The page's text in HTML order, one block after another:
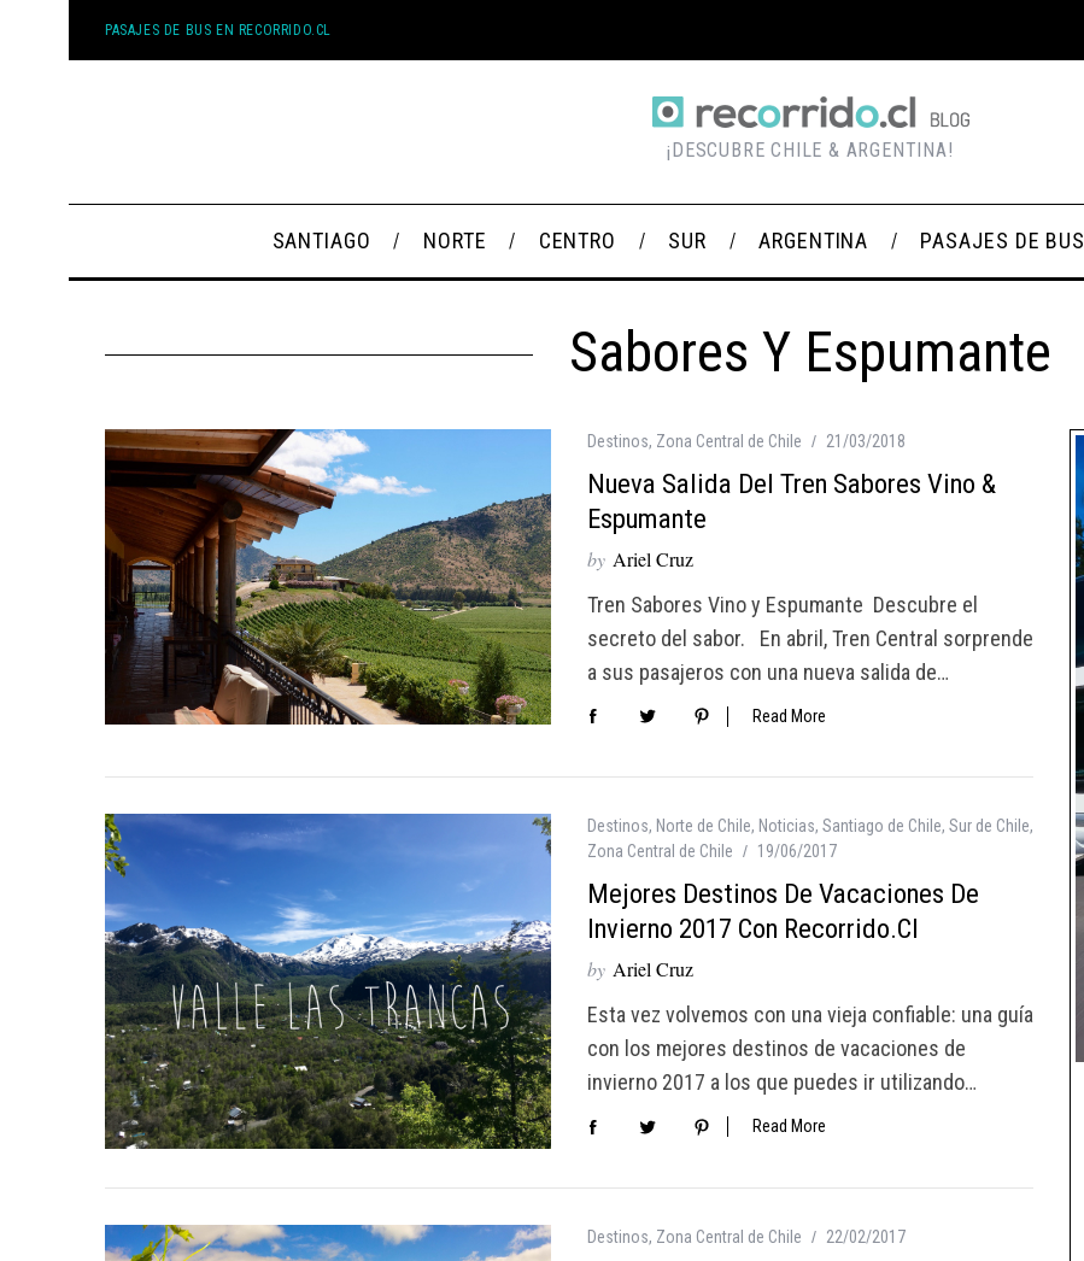
PASAJES DE BUS EN RECORRIDO.CL
¡DESCUBRE CHILE & ARGENTINA!
SANTIAGO NORTE CENTRO SUR ARGENTINA PASAJES DE BUS
Sabores Y Espumante
Destinos, Zona Central de Chile 21/03/2018
Nueva Salida Del Tren Sabores Vino &
Espumante
by Ariel Cruz
Tren Sabores Vino y Espumante Descubre el
secreto del sabor. En abril, Tren Central sorprende
a sus pasajeros con una nueva salida de…
Read More
Destinos, Norte de Chile, Noticias, Santiago de Chile, Sur de Chile,
Zona Central de Chile
19/06/2017
Mejores Destinos De Vacaciones De
Invierno 2017 Con Recorrido.cl
by Ariel Cruz
Esta vez volvemos con una vieja confiable: una guía
con los mejores destinos de vacaciones de
invierno 2017 a los que puedes ir utilizando…
Read More
Destinos, Zona Central de Chile 22/02/2017